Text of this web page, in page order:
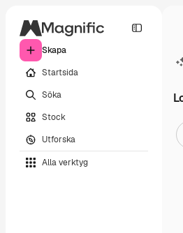
Skapa
Startsida
Söka
Stock
Utforska
Alla verktyg